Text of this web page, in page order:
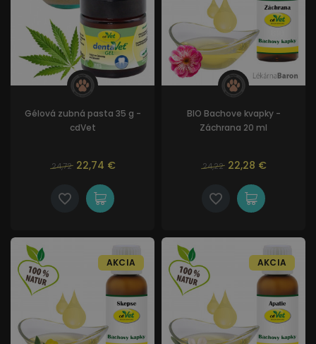
Gélová zubná pasta 35 g -
cdVet
24,72 22,74 €
BIO Bachove kvapky -
Záchrana 20 ml
24,22 22,28 €
AKCIA AKCIA